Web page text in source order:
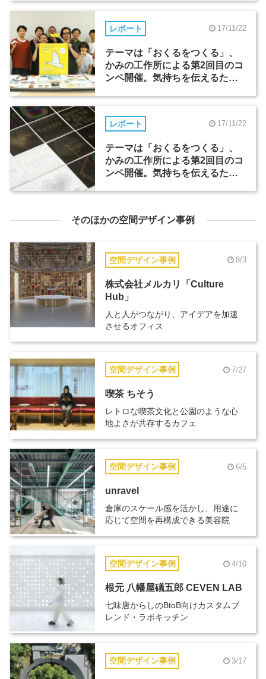
レポート 17/11/22
テーマは「おくるをつくる」、
かみの工作所による第2回目のコ
ンペ開催。気持ちを伝えるため
レポート 17/11/22
テーマは「おくるをつくる」、
かみの工作所による第2回目のコ
ンペ開催。気持ちを伝えるため
そのほかの空間デザイン事例
空間デザイン事例 8/3
株式会社メルカリ「Culture
Hub」
人と人がつながり、アイデアを加速
させるオフィス
空間デザイン事例 7/27
喫茶 ちそう
レトロな喫茶文化と公園のような心
地よさが共存するカフェ
空間デザイン事例 6/5
unravel
倉庫のスケール感を活かし、用途に
応じて空間を再構成できる美容院
空間デザイン事例 4/10
根元 八幡屋礒五郎 CEVEN LAB
七味唐からしのBtoB向けカスタムブ
レンド・ラボキッチン
空間デザイン事例 3/17